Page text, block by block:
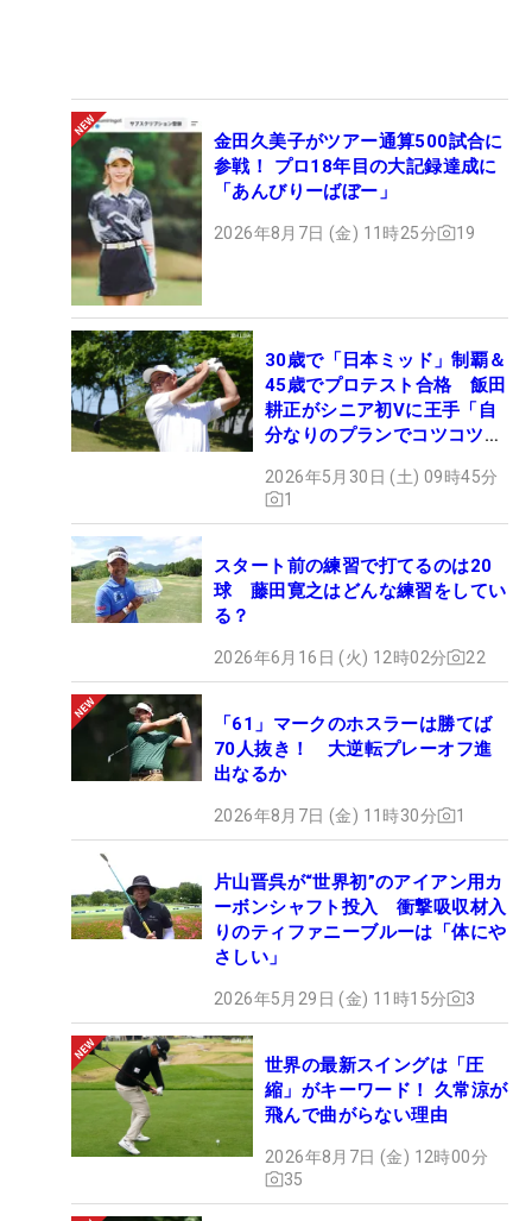
金田久美子がツアー通算500試合に
参戦！ プロ18年目の大記録達成に
「あんびりーばぼー」
2026年8月7日 (金) 11時25分 19
30歳で「日本ミッド」制覇＆
45歳でプロテスト合格 飯田
耕正がシニア初Vに王手「自
分なりのプランでコツコツ
2026年5月30日 (土) 09時45分
1
スタート前の練習で打てるのは20
球 藤田寛之はどんな練習をしてい
る？
2026年6月16日 (火) 12時02分 22
「61」マークのホスラーは勝てば
70人抜き！ 大逆転プレーオフ進
出なるか
2026年8月7日 (金) 11時30分 1
片山晋呉が“世界初”のアイアン用カ
ーボンシャフト投入 衝撃吸収材入
りのティファニーブルーは「体にや
さしい」
2026年5月29日 (金) 11時15分 3
世界の最新スイングは「圧
縮」がキーワード！ 久常涼が
飛んで曲がらない理由
2026年8月7日 (金) 12時00分
35